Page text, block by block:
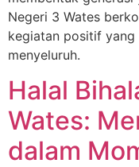
Negeri 3 Wates
kegiatan positif yang
menyeluruh.
Halal
Wates:
dalam